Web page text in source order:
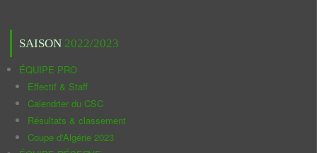
SAISON 2022/2023
ÉQUIPE PRO
Effectif & Staff
Calendrier du CSC
Résultats & classement
Coupe d'Algérie 2023